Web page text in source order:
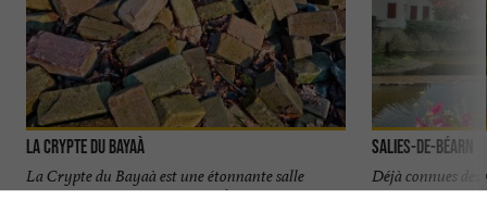
La Crypte du Bayaà
La Crypte du Bayaà est une étonnante salle
Salies-de-Béarn
Déjà connues